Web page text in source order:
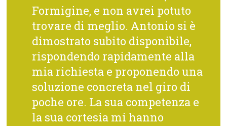
Formigine, e non avrei potuto
trovare di meglio. Antonio si è
dimostrato subito disponibile,
rispondendo rapidamente alla
mia richiesta e proponendo una
soluzione concreta nel giro di
poche ore. La sua competenza e
la sua cortesia mi hanno